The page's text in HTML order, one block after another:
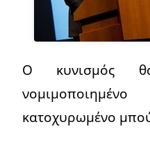
Ο κυνισμός
κατοχυρωμένο